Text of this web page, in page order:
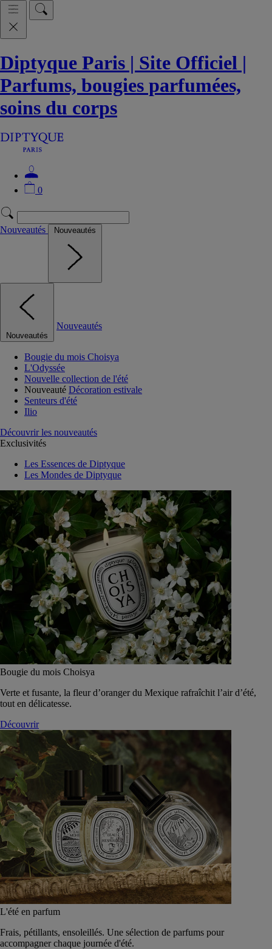
Diptyque Paris | Site Officiel |
Parfums, bougies parfumées,
soins du corps
0
Nouveautés Nouveautés
Nouveautés
Nouveautés
Bougie du mois Choisya
L'Odyssée
Nouvelle collection de l'été
Nouveauté Décoration estivale
Senteurs d'été
Ilio
Découvrir les nouveautés
Exclusivités
Les Essences de Diptyque
Les Mondes de Diptyque
Bougie du mois Choisya
Verte et fusante, la fleur d’oranger du Mexique rafraîchit l’air d’été,
tout en délicatesse.
Découvrir
L'été en parfum
Frais, pétillants, ensoleillés. Une sélection de parfums pour
accompagner chaque journée d'été.